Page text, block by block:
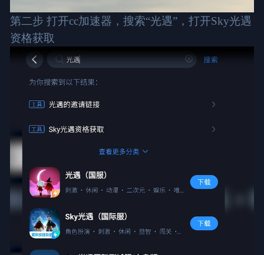
第二步 打开cc加速器，搜索“光遇”，打开Sky光遇
资格获取